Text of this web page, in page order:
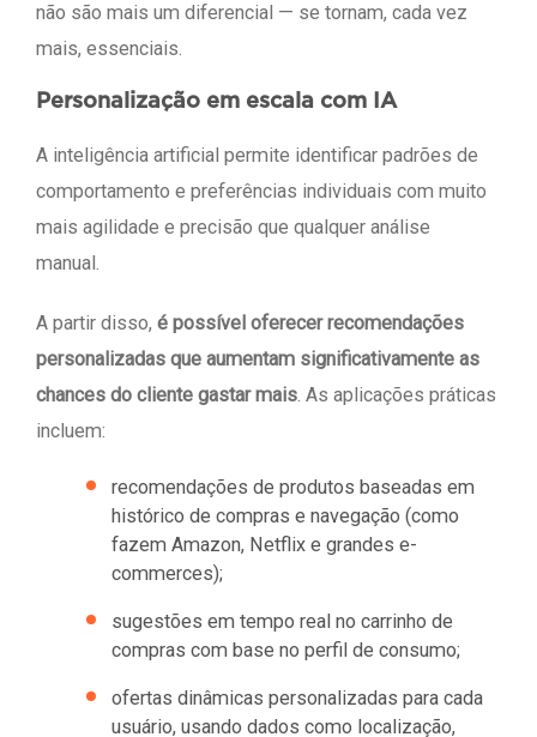
não são mais um diferencial — se tornam, cada vez
mais, essenciais.
Personalização em escala com IA
A inteligência artificial permite identificar padrões de
comportamento e preferências individuais com muito
mais agilidade e precisão que qualquer análise
manual.
A partir disso, é possível oferecer recomendações
personalizadas que aumentam significativamente as
chances do cliente gastar mais. As aplicações práticas
incluem:
recomendações de produtos baseadas em
histórico de compras e navegação (como
fazem Amazon, Netflix e grandes e-
commerces);
sugestões em tempo real no carrinho de
compras com base no perfil de consumo;
ofertas dinâmicas personalizadas para cada
usuário, usando dados como localização,